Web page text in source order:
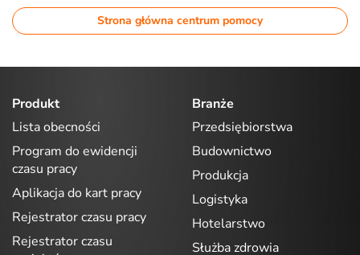
Strona główna centrum pomocy
Produkt
Lista obecności
Program do ewidencji
czasu pracy
Aplikacja do kart pracy
Rejestrator czasu pracy
Rejestrator czasu
Branże
Przedsiębiorstwa
Budownictwo
Produkcja
Logistyka
Hotelarstwo
Służba zdrowia